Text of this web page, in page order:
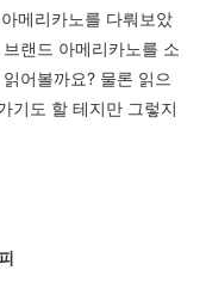
메리카노를 다뤄보았
랜드 아메리카노를 소
어볼까요? 물론 읽으
기도 할 테지만 그렇지